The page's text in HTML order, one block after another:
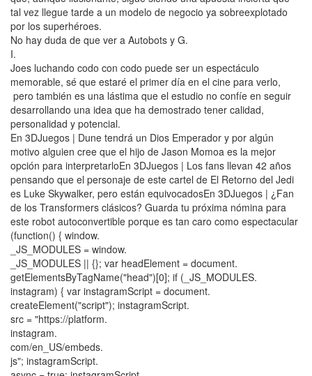
tal vez llegue tarde a un modelo de negocio ya sobreexplotado
por los superhéroes.
No hay duda de que ver a Autobots y G.
I.
Joes luchando codo con codo puede ser un espectáculo
memorable, sé que estaré el primer día en el cine para verlo,
pero también es una lástima que el estudio no confíe en seguir
desarrollando una idea que ha demostrado tener calidad,
personalidad y potencial.
En 3DJuegos | Dune tendrá un Dios Emperador y por algún
motivo alguien cree que el hijo de Jason Momoa es la mejor
opción para interpretarloEn 3DJuegos | Los fans llevan 42 años
pensando que el personaje de este cartel de El Retorno del Jedi
es Luke Skywalker, pero están equivocadosEn 3DJuegos | ¿Fan
de los Transformers clásicos? Guarda tu próxima nómina para
este robot autoconvertible porque es tan caro como espectacular
(function() { window.
_JS_MODULES = window.
_JS_MODULES || {}; var headElement = document.
getElementsByTagName("head")[0]; if (_JS_MODULES.
instagram) { var instagramScript = document.
createElement("script"); instagramScript.
src = "https://platform.
instagram.
com/en_US/embeds.
js"; instagramScript.